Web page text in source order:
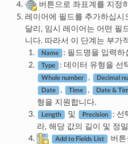
버튼으로 좌표계를 지정
레이어에 필드를 추가하십시
달리, 임시 레이어는 어떤 필
니다. 따라서 이 단계는 부가
Name : 필드명을 입력하
Type : 데이터 유형을 선
Whole number , Decimal
Date , Time , Date &
형을 지원합니다.
Length 및 Precision
: 선
라, 해당 값의 길이 및 정
Add to Fields List
버